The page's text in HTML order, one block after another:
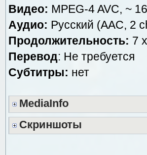
Видео: MPEG-4 AVC, ~
Аудио: Русский (AAC, 2
Продолжительность: 7
Перевод: Не требуется
Субтитры: нет
MediaInfo
Скриншоты